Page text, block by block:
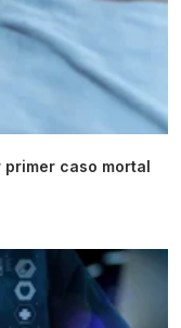
caso mortal